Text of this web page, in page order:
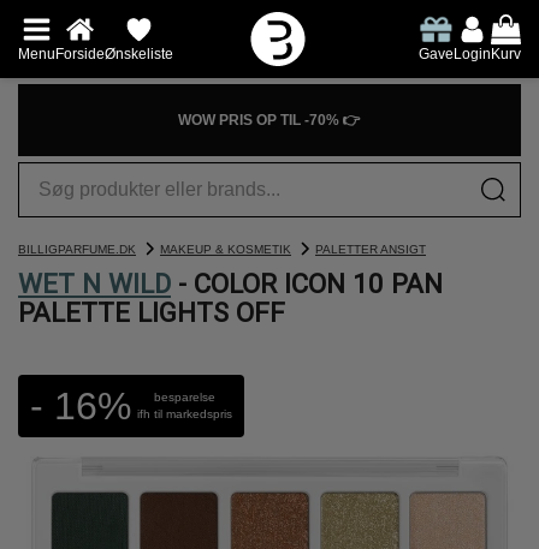
MenuForsideØnskeliste GaveLoginKurv
WOW PRIS OP TIL -70% 👉
BILLIGPARFUME.DK MAKEUP & KOSMETIK PALETTER ANSIGT
WET N WILD - COLOR ICON 10 PAN
PALETTE LIGHTS OFF
- 16%
besparelse
ifh til markedspris